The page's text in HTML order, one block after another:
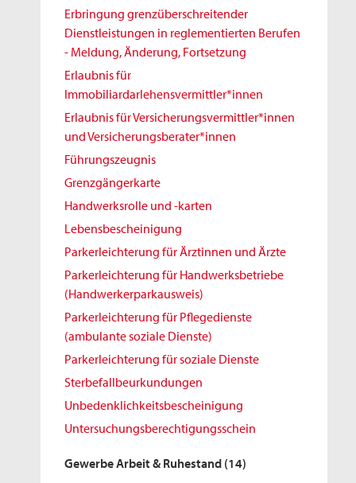
Erbringung grenzüberschreitender
Dienstleistungen in reglementierten Berufen
- Meldung, Änderung, Fortsetzung
Erlaubnis für
Immobiliardarlehensvermittler*innen
Erlaubnis für Versicherungsvermittler*innen
und Versicherungsberater*innen
Führungszeugnis
Grenzgängerkarte
Handwerksrolle und -karten
Lebensbescheinigung
Parkerleichterung für Ärztinnen und Ärzte
Parkerleichterung für Handwerksbetriebe
(Handwerkerparkausweis)
Parkerleichterung für Pflegedienste
(ambulante soziale Dienste)
Parkerleichterung für soziale Dienste
Sterbefallbeurkundungen
Unbedenklichkeitsbescheinigung
Untersuchungsberechtigungsschein
Gewerbe Arbeit & Ruhestand (14)